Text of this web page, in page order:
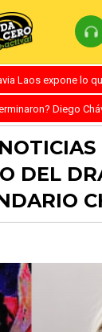
Laos expone lo
Diego
DEL